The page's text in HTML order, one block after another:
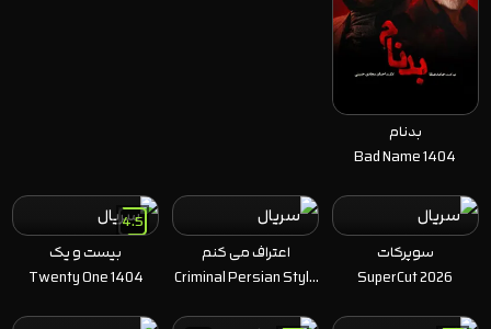
بدنام
Bad Name 1404
سوپرکات
SuperCut 2026
اعتراف می کنم
Criminal Persian Style
1404
4.5
بیست و یک
Twenty One 1404